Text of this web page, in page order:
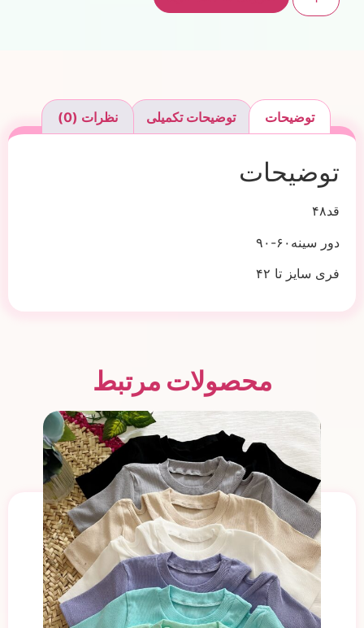
توضیحات توضیحات تکمیلی نظرات (0)
توضیحات
قد۴۸
دور سینه۶۰-۹۰
فری سایز تا ۴۲
محصولات مرتبط